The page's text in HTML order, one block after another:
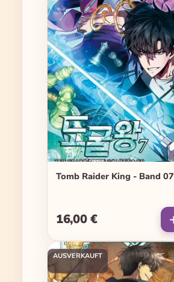
Tomb Raider King - Band 07
Regulärer Preis:
16,00 €
AUSVERKAUFT